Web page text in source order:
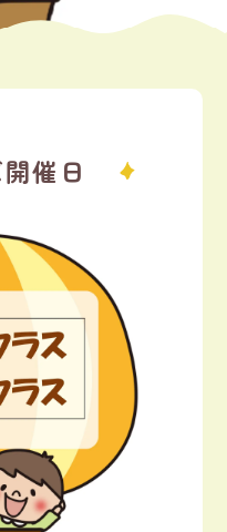
催日